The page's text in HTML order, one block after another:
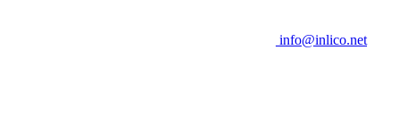
info@inlico.net